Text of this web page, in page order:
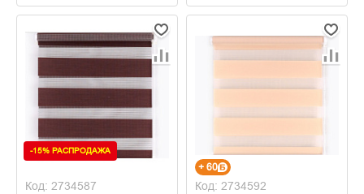
-15% РАСПРОДАЖА
Код: 2734587
+ 60
Код: 2734592